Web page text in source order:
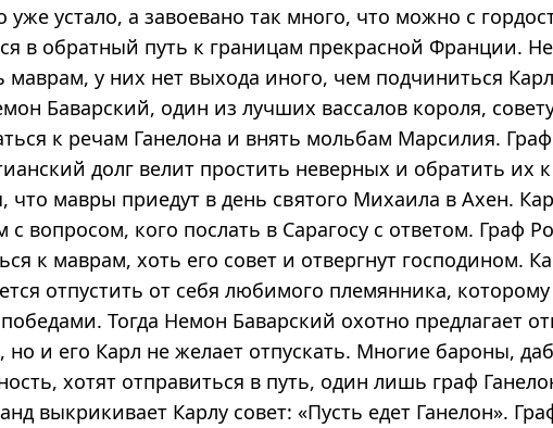
уже устало, а завоевано так много, что можно с
в обратный путь к границам прекрасной Франции.
маврам, у них нет выхода иного, чем подчиниться
Баварский, один из лучших вассалов короля,
к речам Ганелона и внять мольбам Марсилия. Граф
долг велит простить неверных и обратить их
что мавры приедут в день святого Михаила в Ахен.
с вопросом, кого послать в Сарагосу с ответом. Граф
к маврам, хоть его совет и отвергнут господином.
отпустить от себя любимого племянника,
Тогда Немон Баварский охотно предлагает
но и его Карл не желает отпускать. Многие бароны,
хотят отправиться в путь, один лишь граф
выкрикивает Карлу совет: «Пусть едет Ганелон».